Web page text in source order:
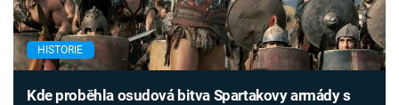
HISTORIE
Kde proběhla osudová bitva Spartakovy armády s